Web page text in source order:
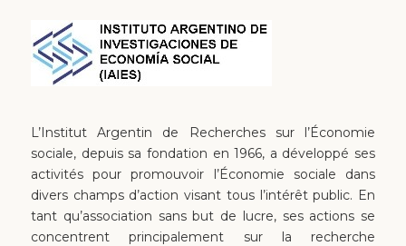
L’Institut Argentin de Recherches sur l’Économie
sociale, depuis sa fondation en 1966, a développé ses
activités pour promouvoir l’Économie sociale dans
divers champs d’action visant tous l’intérêt public. En
tant qu’association sans but de lucre, ses actions se
concentrent principalement sur la recherche